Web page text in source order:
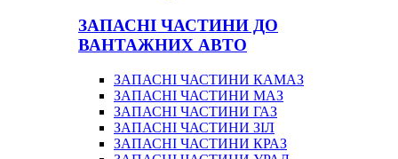
ЗАПАСНІ ЧАСТИНИ ДО
ВАНТАЖНИХ АВТО
ЗАПАСНІ ЧАСТИНИ КАМАЗ
ЗАПАСНІ ЧАСТИНИ МАЗ
ЗАПАСНІ ЧАСТИНИ ГАЗ
ЗАПАСНІ ЧАСТИНИ ЗІЛ
ЗАПАСНІ ЧАСТИНИ КРАЗ